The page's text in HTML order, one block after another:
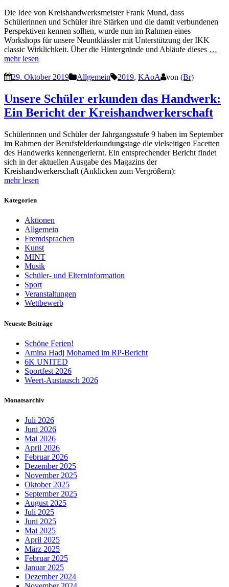
Die Idee von Kreishandwerksmeister Frank Mund, dass
Schülerinnen und Schüler ihre Stärken und die damit verbundenen
Perspektiven kennen sollten, wurde nun im Rahmen eines
Workshops für unsere Neuntklässler mit Unterstützung der IKK
classic Wirklichkeit. Über die Hintergründe und Abläufe dieses …
mehr lesen
29. Oktober 2019 Allgemein 2019, KAoA von (Br)
Unsere Schüler erkunden das Handwerk:
Ein Bericht der Kreishandwerkerschaft
Schülerinnen und Schüler der Jahrgangsstufe 9 haben im September
im Rahmen der Berufsfelderkundungstage die vielseitigen Facetten
des Handwerks kennengerlernt. Ein entsprechender Bericht findet
sich in der aktuellen Ausgabe des Magazins der
Kreishandwerkerschaft (Anklicken zum Vergrößern):
mehr lesen
Kategorien
Aktionen
Allgemein
Fremdsprachen
Kunst
MINT
Musik
Schüler- und Elterninformation
Sport
Veranstaltungen
Wettbewerb
Neueste Beiträge
Schöne Ferien!
Amina Hadj Mohamed im RP-Bericht
6K UNITED
Sportfest 2026
Weert-Austausch 2026
Monatsarchiv
Juli 2026
Juni 2026
Mai 2026
April 2026
Februar 2026
Dezember 2025
November 2025
Oktober 2025
September 2025
August 2025
Juli 2025
Juni 2025
Mai 2025
April 2025
März 2025
Februar 2025
Januar 2025
Dezember 2024